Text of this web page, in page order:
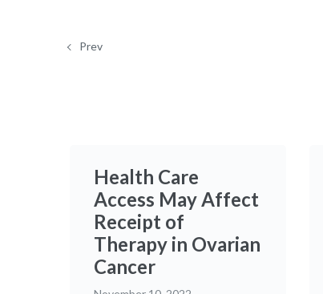
Prev
Health Care
Access May Affect
Receipt of
Therapy in Ovarian
Cancer